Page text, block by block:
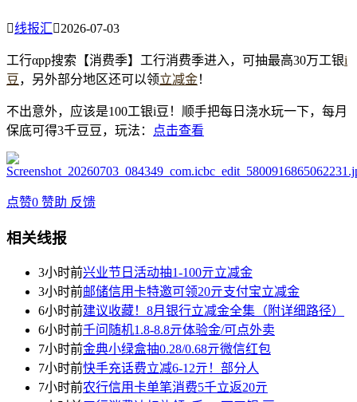
线报汇2026-07-03
工行αpp搜索【消费季】工行消费季进入，可抽最高30万工银i
豆 ，另外部分地区还可以领立减金！
不出意外，应该是100工银i豆！顺手把每日浇水玩一下，每月
保底可得3千豆豆，玩法：
点击查看
点赞0 赞助 反馈
相关线报
3小时前兴业节日活动抽1-100亓立减金
3小时前邮储信用卡特邀可领20亓支付宝立减金
6小时前建议收藏！8月银行立减金全集（附详细路径）
6小时前千问随机1.8-8.8亓体验金/可点外卖
7小时前金典小绿盒抽0.28/0.68亓微信红包
7小时前快手充话费立减6-12亓！部分人
7小时前农行信用卡单笔消费5千立返20亓